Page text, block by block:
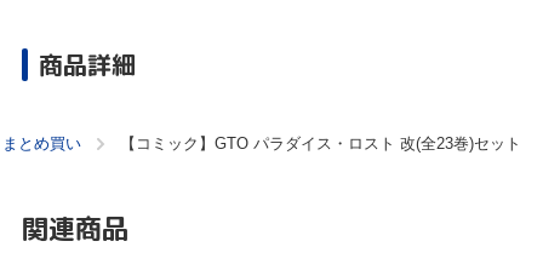
商品詳細
とめ買い 【コミック】GTO パラダイス・ロスト 改(全23巻)セット
関連商品